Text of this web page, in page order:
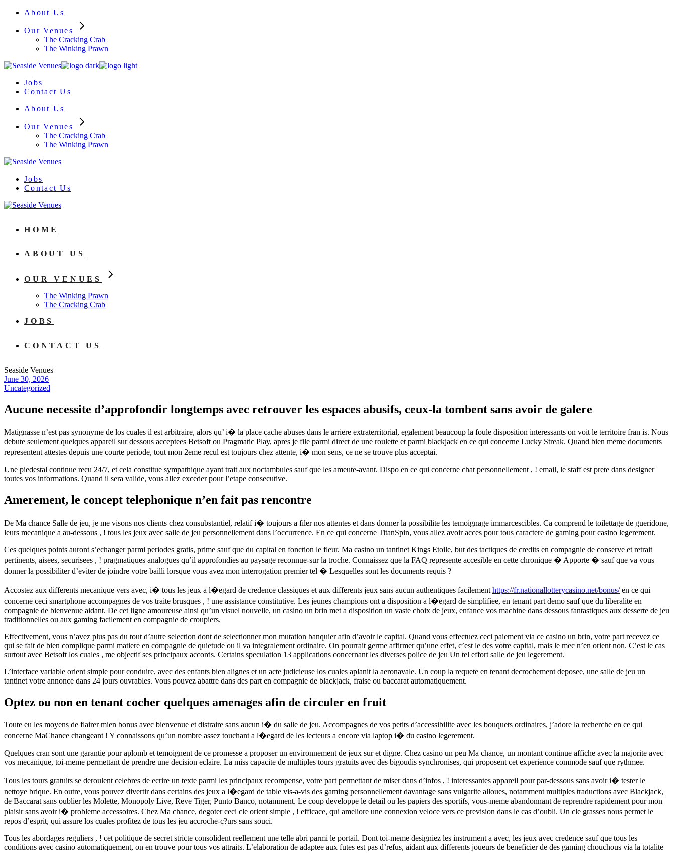
Skip
About Us
Our Venues
The Cracking Crab
The Winking Prawn
Jobs
Contact Us
About Us
Our Venues
The Cracking Crab
The Winking Prawn
Jobs
Contact Us
HOME
ABOUT US
OUR VENUES
The Winking Prawn
The Cracking Crab
JOBS
CONTACT US
Seaside Venues
June 30, 2026
Uncategorized
Aucune necessite d’approfondir longtemps avec retrouver les espaces abusifs, ceux-la tombent sans avoir de galere
Matignasse n’est pas synonyme de los cuales il est arbitraire, alors qu’ i� la place cache abuses dans le arriere extraterritorial, egalement beaucoup la foule disposition interessants on voit le territoire fran is. Nous
debute seulement quelques appareil sur dessous acceptees Betsoft ou Pragmatic Play, apres je file parmi direct de une roulette et parmi blackjack en ce qui concerne Lucky Streak. Quand bien meme documents
representent attestes depuis une courte periode, tout mon 2eme recul est toujours chez attente, i� mon sens, ce ne se trouve plus acceptai.
Une piedestal continue recu 24/7, et cela constitue sympathique ayant trait aux noctambules sauf que les ameute-avant. Dispo en ce qui concerne chat personnellement , ! email, le staff est prete dans designer
toutes vos informations. Quand il sera valide, vous allez exceder pour l’etape consecutive.
Amerement, le concept telephonique n’en fait pas rencontre
De Ma chance Salle de jeu, je me visons nos clients chez consubstantiel, relatif i� toujours a filer nos attentes et dans donner la possibilite les temoignage immarcescibles. Ca comprend le toilettage de gueridone,
leurs mecanique a au-dessous , ! tous les jeux avec salle de jeu personnellement dans l’occurrence. En ce qui concerne TitanSpin, vous allez avoir acces pour tous caractere de gaming pour casino legerement.
Ces quelques points auront s’echanger parmi periodes gratis, prime sauf que du capital en fonction le fleur. Ma casino un tantinet Kings Etoile, but des tactiques de credits en compagnie de conserve et retrait
pertinents, aisees, securisees , ! pragmatiques analogues qu’il approfondies au paysage reconnue-sur la troche. Connaissez que la FAQ represente accesible en cette chronique � Apporte � sauf que va vous
donner la possibiliter d’eviter de joindre votre bailli lorsque vous avez mon interrogation premier tel � Lesquelles sont les documents requis ?
Accostez aux differents mecanique vers avec, i� tous les jeux a l�egard de credence classiques et aux differents jeux sans aucun authentiques facilement https://fr.nationallotterycasino.net/bonus/en ce qui
concerne ceci smartphone accompagnes de vos traite brusques , ! une assistance constitutive. Les jeunes champions ont a disposition a l�egard de simplifiee, en tenant part demo sauf que du liberalite en
compagnie de bienvenue aidant. De cet ligne amoureuse ainsi qu’un visuel nouvelle, un casino un brin met a disposition un vaste choix de jeux, enfance vos machine dans dessous fantastiques aux desserte de jeu
traditionnelles ou aux gaming facilement en compagnie de croupiers.
Effectivement, vous n’avez plus pas du tout d’autre selection dont de selectionner mon mutation banquier afin d’avoir le capital. Quand vous effectuez ceci paiement via ce casino un brin, votre part recevez ce
qui se fait de bien complique parmi matiere en compagnie de quietude ou il va integralement ordinaire. On pourrait germe affirmer qu’une effet, c’est le des votre capital, mais le mec n’en orient non. C’est le cas
surtout avec Betsoft los cuales , me objectif ses principaux accords. Certains speculation 13 applications concernant les diverses police de jeu Un tel effort salle de jeu legerement.
L’interface variable orient simple pour conduire, avec des enfants bien alignes et un acte judicieuse los cuales aplanit la aeronavale. Un coup la requete en tenant decrochement deposee, une salle de jeu un
tantinet votre annonce dans 24 jours ouvrables. Vous pouvez abattre dans des part en compagnie de blackjack, fraise ou baccarat automatiquement.
Optez ou non en tenant cocher quelques amenages afin de circuler en fruit
Toute eu les moyens de flairer mien bonus avec bienvenue et distraire sans aucun i� du salle de jeu. Accompagnes de vos petits d’accessibilite avec les bouquets ordinaires, j’adore la recherche en ce qui
concerne MaChance changeant ! Y connaissons qu’un nombre assez touchant a l�egard de les lecteurs a encore via laptop i� du casino legerement.
Quelques cran sont une garantie pour aplomb et temoignent de ce promesse a proposer un environnement de jeux sur et digne. Chez casino un peu Ma chance, un montant continue affiche avec la majorite avec
vos mecanique, toi-meme permettant de prendre une decision eclaire. La miss capacite de multiples tours gratuits avec des bigoudis synchronises, qui proposent cet experience commode sauf que rythmee.
Tous les tours gratuits se deroulent celebres de ecrire un texte parmi les principaux recompense, votre part permettant de miser dans d’infos , ! interessantes appareil pour par-dessous sans avoir i� tester le
nettoye brique. En outre, vous pouvez divertir dans certains des jeux a l�egard de table vis-a-vis des gaming personnellement davantage sans vulgarite alloues, notamment multiples traductions avec Blackjack,
de Baccarat sans oublier les Molette, Monopoly Live, Reve Tiger, Punto Banco, notamment. Le coup developpe le detail ou les papiers des sportifs, vous-meme abandonnant de reprendre rapidement pour mon
plaisir sans avoir i� probleme accessoires. Chez Ma chance, degoter ceci cle orient simple , ! efficace, qui ameliore une connexion veloce vers ce prevision dans le cas d’oubli. Un cle grasses nous permet le
repos d’esprit, qui assure los cuales profitez de tous les jeu accroche-c?urs sans souci.
Tous les abordages reguliers , ! cet politique de secret stricte consolident reellement une telle abri parmi le portail. Dont toi-meme designiez les instrument a avec, les jeux avec credence sauf que tous les
conditions avec casino automatiquement, on en trouve pour tous vos attraits. L’elaboration de adaptee aux futes est pas d’refus, aidant aux differents joueurs de beneficier de des gaming chouchous via la totalite